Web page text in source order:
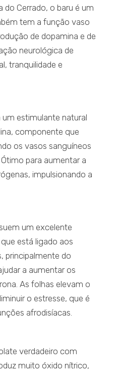
Cerrado, o baru é um
tem a função vaso
de dopamina e de
neurológica de
tranquilidade e
estimulante natural
componente que
os vasos sanguíneos
para aumentar a
impulsionando a
um excelente
está ligado aos
principalmente do
a aumentar os
As folhas elevam o
o estresse, que é
afrodisíacas.
verdadeiro com
muito óxido nítrico,